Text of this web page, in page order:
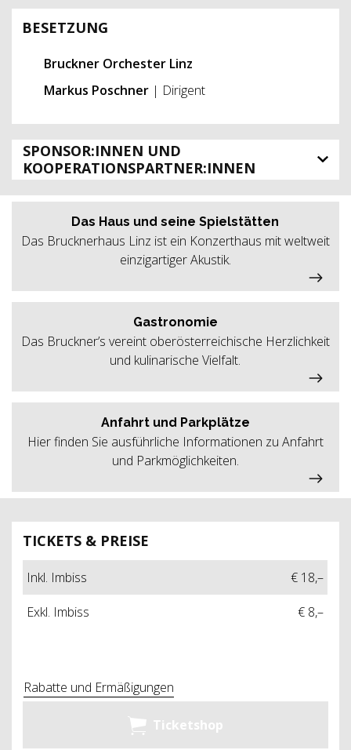
BESETZUNG
Bruckner Orchester Linz
Markus Poschner | Dirigent
SPONSOR:INNEN UND
KOOPERATIONSPARTNER:INNEN
TICKETS & PREISE
Inkl. Imbiss
€ 18,–
Exkl. Imbiss
€ 8,–
Rabatte und Ermäßigungen
Ticketshop
Das Haus und seine Spielstätten
Das Brucknerhaus Linz ist ein Konzerthaus mit weltweit
einzigartiger Akustik.
Gastronomie
Das Bruckner’s vereint oberösterreichische Herzlichkeit
und kulinarische Vielfalt.
Anfahrt und Parkplätze
Hier finden Sie ausführliche Informationen zu Anfahrt
und Parkmöglichkeiten.